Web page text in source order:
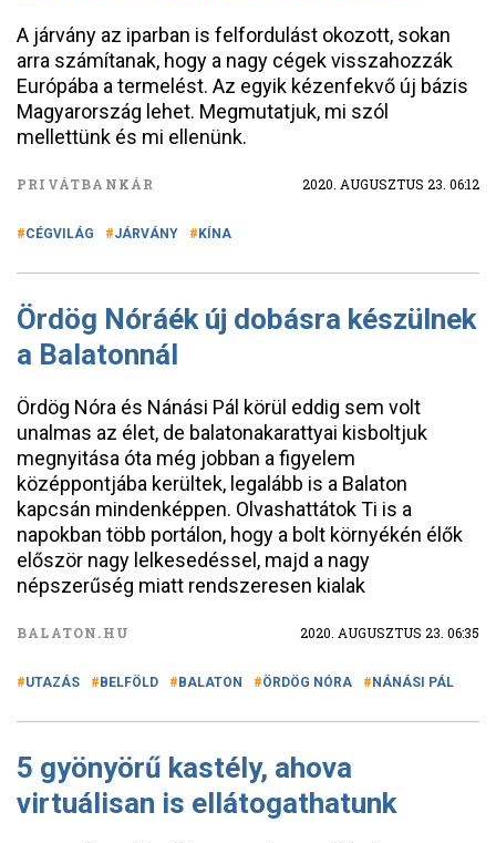
A járvány az iparban is felfordulást okozott, sokan
arra számítanak, hogy a nagy cégek visszahozzák
Európába a termelést. Az egyik kézenfekvő új bázis
Magyarország lehet. Megmutatjuk, mi szól
mellettünk és mi ellenünk.
PRIVÁTBANKÁR 2020. AUGUSZTUS 23. 06:12
CÉGVILÁG JÁRVÁNY KÍNA
Ördög Nóráék új dobásra készülnek
a Balatonnál
Ördög Nóra és Nánási Pál körül eddig sem volt
unalmas az élet, de balatonakarattyai kisboltjuk
megnyitása óta még jobban a figyelem
középpontjába kerültek, legalább is a Balaton
kapcsán mindenképpen. Olvashattátok Ti is a
napokban több portálon, hogy a bolt környékén élők
először nagy lelkesedéssel, majd a nagy
népszerűség miatt rendszeresen kialak
BALATON.HU 2020. AUGUSZTUS 23. 06:35
UTAZÁS BELFÖLD BALATON ÖRDÖG NÓRA NÁNÁSI PÁL
5 gyönyörű kastély, ahova
virtuálisan is ellátogathatunk